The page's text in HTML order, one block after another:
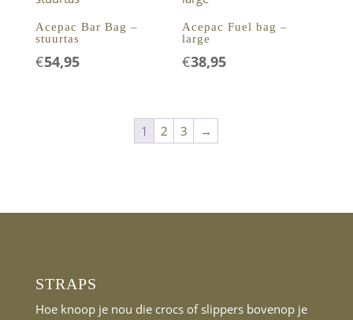
Acepac Bar Bag –
stuurtas
€54,95
Acepac Fuel bag –
large
€38,95
1 2 3 →
STRAPS
Hoe knoop je nou die crocs of slippers bovenop je